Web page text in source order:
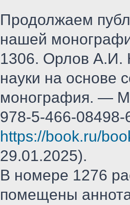
Продолжаем
нашей
1306. Орлов А.И.
науки на основе
монография. —
978-5-466-
https://book.ru/
29.01.2025).
В номере 1276
помещены